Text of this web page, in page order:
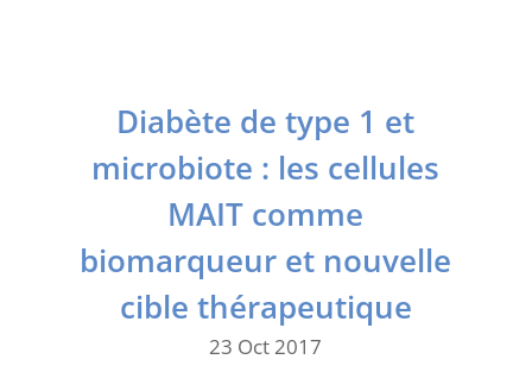
Diabète de type 1 et
microbiote : les cellules
MAIT comme
biomarqueur et nouvelle
cible thérapeutique
23 Oct 2017